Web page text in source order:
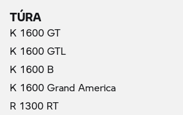
TÚRA
K 1600 GT
K 1600 GTL
K 1600 B
K 1600 Grand America
R 1300 RT